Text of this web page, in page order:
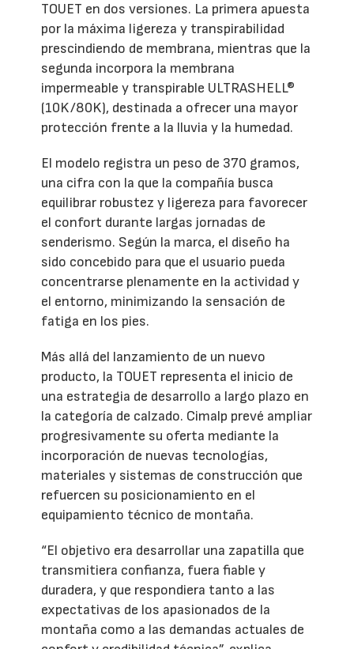
TOUET en dos versiones. La primera apuesta
por la máxima ligereza y transpirabilidad
prescindiendo de membrana, mientras que la
segunda incorpora la membrana
impermeable y transpirable ULTRASHELL®
(10K/80K), destinada a ofrecer una mayor
protección frente a la lluvia y la humedad.
El modelo registra un peso de 370 gramos,
una cifra con la que la compañía busca
equilibrar robustez y ligereza para favorecer
el confort durante largas jornadas de
senderismo. Según la marca, el diseño ha
sido concebido para que el usuario pueda
concentrarse plenamente en la actividad y
el entorno, minimizando la sensación de
fatiga en los pies.
Más allá del lanzamiento de un nuevo
producto, la TOUET representa el inicio de
una estrategia de desarrollo a largo plazo en
la categoría de calzado. Cimalp prevé ampliar
progresivamente su oferta mediante la
incorporación de nuevas tecnologías,
materiales y sistemas de construcción que
refuercen su posicionamiento en el
equipamiento técnico de montaña.
“El objetivo era desarrollar una zapatilla que
transmitiera confianza, fuera fiable y
duradera, y que respondiera tanto a las
expectativas de los apasionados de la
montaña como a las demandas actuales de